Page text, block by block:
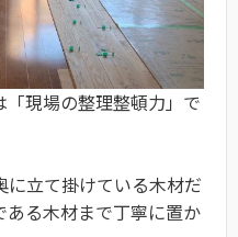
現場の整理整頓力」で
に立て掛けている木材だ
ある木材まで丁寧に置か